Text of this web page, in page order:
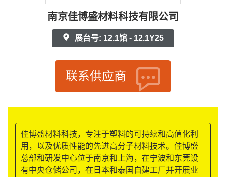
南京佳博盛材料科技有限公司
展台号: 12.1馆 - 12.1Y25
联系供应商
佳博盛材料科技，专注于塑料的可持续和高值化利
用，以及优质性能的先进高分子材料技术。佳博盛
总部和研发中心位于南京和上海，在宁波和东莞设
有中央仓储公司，在日本和泰国自建工厂并开展业